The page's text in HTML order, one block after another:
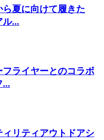
ら夏に向けて履きた
ル...
ライヤーとのコラボ
...
ィリティアウトドアシ